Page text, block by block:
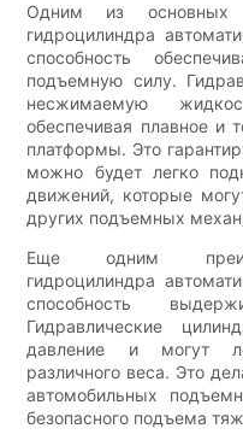
Одним из основных
гидроцилиндра
способность
подъемную силу.
несжимаемую
обеспечивая плавное и
платформы. Это
можно будет легко
движений, которые
других подъемных
Еще одним
гидроцилиндра
способность
Гидравлические
давление и могут
различного веса. Это
автомобильных
безопасного подъема